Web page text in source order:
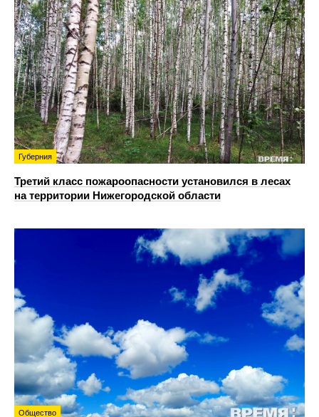
Губерния
Третий класс пожароопасности установился в лесах
на территории Нижегородской области
Общество